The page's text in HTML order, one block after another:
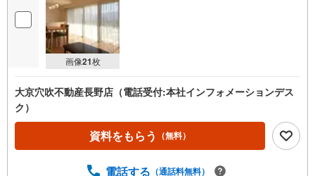
画像21枚
大京穴吹不動産長野店（電話受付:本社インフォメーションデス
ク）
資料をもらう （無料）
電話する （通話料無料）